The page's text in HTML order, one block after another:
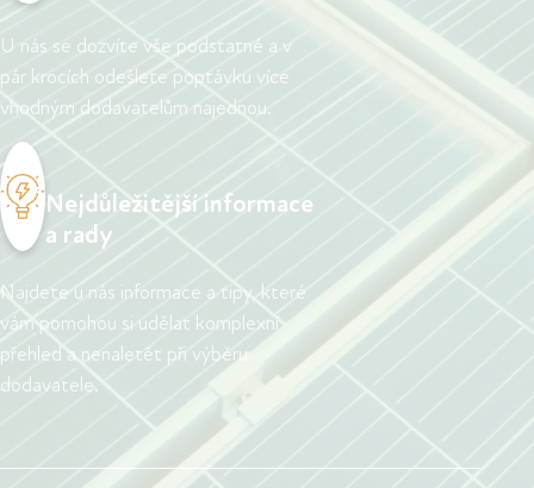
U nás se dozvíte vše podstatné a v
pár krocích odešlete poptávku více
vhodným dodavatelům najednou.
Nejdůležitější informace
a rady
Najdete u nás informace a tipy, které
vám pomohou si udělat komplexní
přehled a nenaletět při výběru
dodavatele.